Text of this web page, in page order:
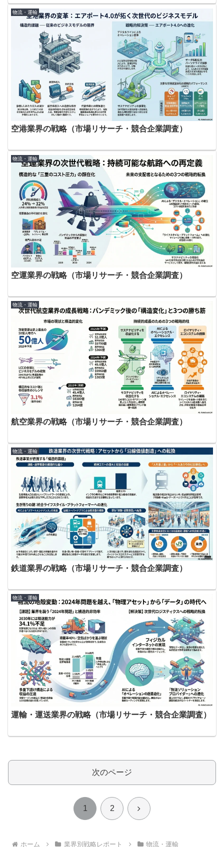
物流・運輸
空港業界の戦略（市場リサーチ・競合企業調査）
物流・運輸
空運業界の戦略（市場リサーチ・競合企業調査）
物流・運輸
航空業界の戦略（市場リサーチ・競合企業調査）
物流・運輸
鉄道業界の戦略（市場リサーチ・競合企業調査）
物流・運輸
運輸・運送業界の戦略（市場リサーチ・競合企業調査）
次のページ
1 2 次
ホーム 業界別戦略レポート 物流・運輸